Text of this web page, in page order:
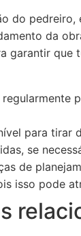
do pedreiro,
da
garantir que
para tirar
se
de
isso pode